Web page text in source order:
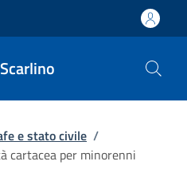
e stato civile /
cartacea per minorenni